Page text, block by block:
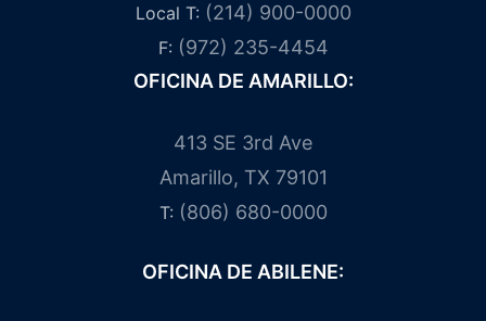
Local T: (214) 900-0000
F: (972) 235-4454
OFICINA DE AMARILLO:
413 SE 3rd Ave
Amarillo, TX 79101
T: (806) 680-0000
OFICINA DE ABILENE: